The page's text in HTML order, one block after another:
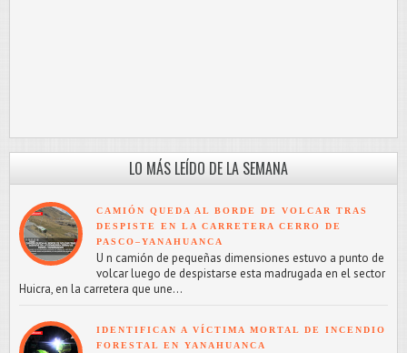
LO MÁS LEÍDO DE LA SEMANA
CAMIÓN QUEDA AL BORDE DE VOLCAR TRAS
DESPISTE EN LA CARRETERA CERRO DE
PASCO–YANAHUANCA
U n camión de pequeñas dimensiones estuvo a punto de
volcar luego de despistarse esta madrugada en el sector
Huicra, en la carretera que une...
IDENTIFICAN A VÍCTIMA MORTAL DE INCENDIO
FORESTAL EN YANAHUANCA